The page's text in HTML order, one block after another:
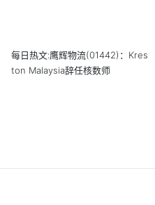
每日热文:鹰辉物流(01442)：Kres
ton Malaysia辞任核数师